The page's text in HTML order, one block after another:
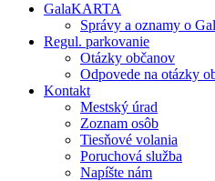
GalaKARTA
Správy a oznamy o
Regul. parkovanie
Otázky občanov
Odpovede na otázky
Kontakt
Mestský úrad
Zoznam osôb
Tiesňové volania
Poruchová služba
Napíšte nám